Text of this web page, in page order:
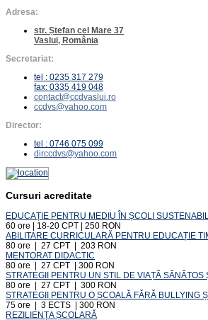
Adresa:
str. Ștefan cel Mare 37
Vaslui, România
Secretariat:
tel : 0235 317 279
fax: 0335 419 048
contact@ccdvaslui.ro
ccdvs@yahoo.com
Director:
tel : 0746 075 099
dirccdvs@yahoo.com
Cursuri acreditate
EDUCAȚIE PENTRU MEDIU ÎN ȘCOLI
60 ore | 18-20 CPT | 250 RON
ABILITARE CURRICULARĂ PENTRU EDUCAȚIE
80 ore | 27 CPT | 203 RON
MENTORAT DIDACTIC
80 ore | 27 CPT | 300 RON
STRATEGII PENTRU UN STIL DE VIAȚĂ SĂNĂTOS
80 ore | 27 CPT | 300 RON
STRATEGII PENTRU O ȘCOALĂ FĂRĂ BULLYING
75 ore | 3 ECTS | 300 RON
REZILIENȚA ȘCOLARĂ